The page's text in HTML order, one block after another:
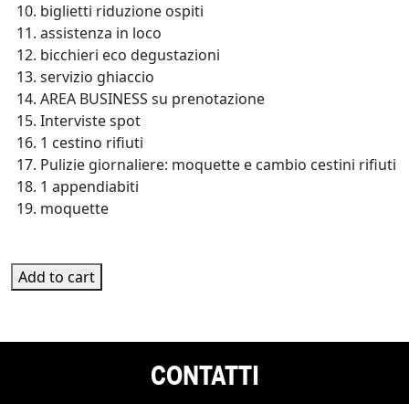
biglietti riduzione ospiti
assistenza in loco
bicchieri eco degustazioni
servizio ghiaccio
AREA BUSINESS su prenotazione
Interviste spot
1 cestino rifiuti
Pulizie giornaliere: moquette e cambio cestini rifiuti
1 appendiabiti
moquette
PL-2F-09 quantity
Add to cart
CONTATTI